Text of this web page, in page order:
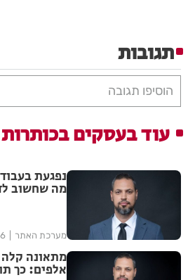
תגובות
הוסיפו תגובה
עוד בעסקים בכותרות
נפגעת
מה שחשוב
מערכת האתר
מתאונה קלה
אלפים: כך